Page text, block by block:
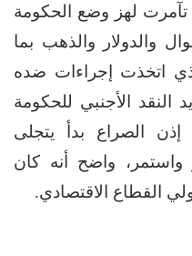
تآمرت لهز وضع الحكومة
والدولار والذهب بما
اتخذت إجراءات ضده
النقد الأجنبي للحكومة
الصراع بدأ يتجلى
واستمر، واضح أنه كان
القطاع الاقتصادي.